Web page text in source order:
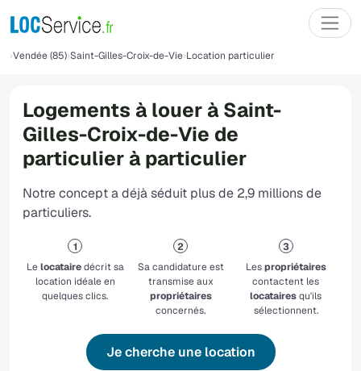
Vendée (85) Saint-Gilles-Croix-de-Vie Location particulier
Logements à louer à Saint-
Gilles-Croix-de-Vie de
particulier à particulier
Notre concept a déjà séduit plus de 2,9 millions de
particuliers.
Lelocatairedécrit sa
location idéale en
quelques clics.
Sa candidature est
transmise aux
propriétaires
concernés.
Lespropriétaires
contactent les
locatairesqu'ils
sélectionnent.
Je cherche une location